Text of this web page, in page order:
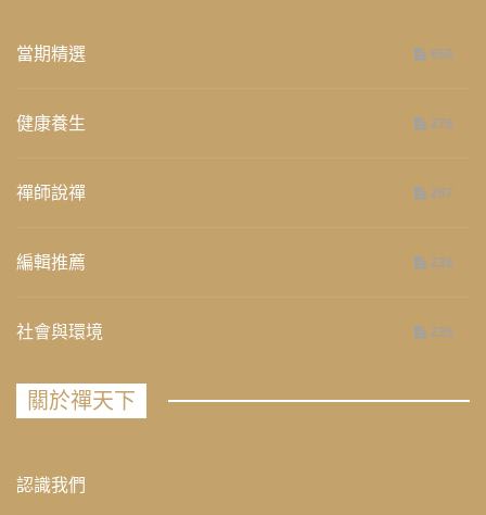
當期精選 658
健康養生 276
禪師說禪 267
編輯推薦 236
社會與環境 235
關於禪天下
認識我們